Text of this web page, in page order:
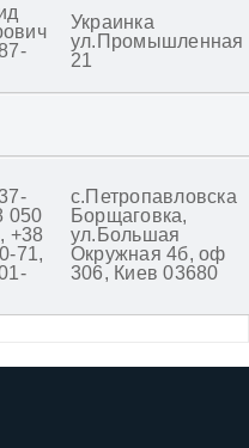
Украинка
ул.Промышленная
21
050
+38
71,
с.Петропавловска
Борщаговка,
ул.Большая
Окружная 4б, оф
306, Киев 03680